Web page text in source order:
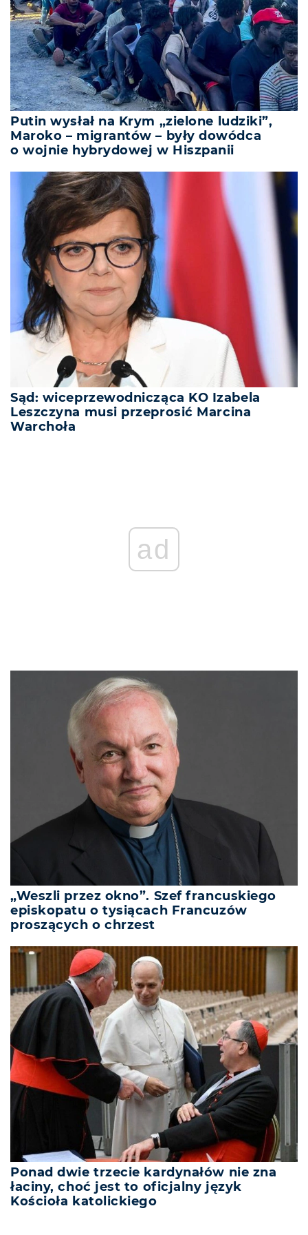
Putin wysłał na Krym „zielone ludziki”,
Maroko – migrantów – były dowódca
o wojnie hybrydowej w Hiszpanii
Sąd: wiceprzewodnicząca KO Izabela
Leszczyna musi przeprosić Marcina
Warchoła
„Weszli przez okno”. Szef francuskiego
episkopatu o tysiącach Francuzów
proszących o chrzest
Ponad dwie trzecie kardynałów nie zna
łaciny, choć jest to oficjalny język
Kościoła katolickiego